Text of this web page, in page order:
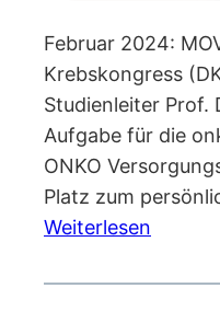
Februar 2024:
Krebskongress
Studienleiter Prof.
Aufgabe für die
ONKO
Platz zum
Weiterlesen
2024: